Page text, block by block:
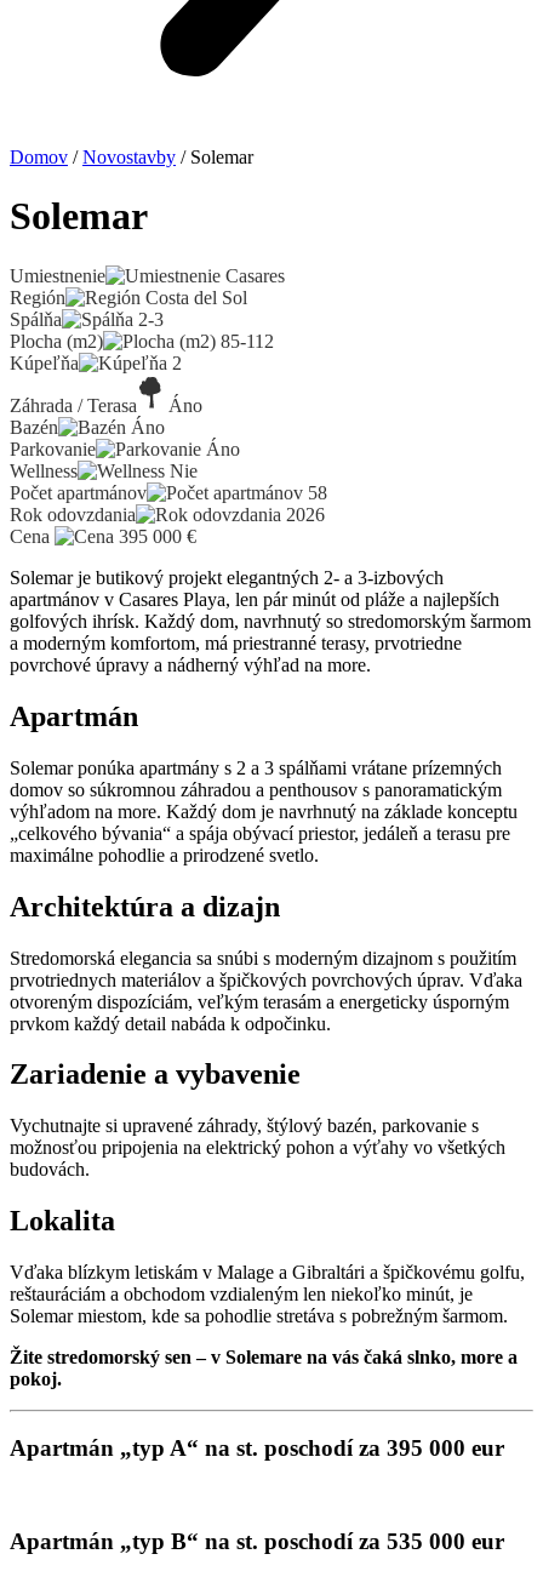
Domov /Novostavby / Solemar
Solemar
Umiestnenie
Casares
Región
Costa del Sol
Spálňa
2-3
Plocha (m2)
85-112
Kúpeľňa
2
Záhrada / Terasa
Áno
Bazén
Áno
Parkovanie
Áno
Wellness
Nie
Počet apartmánov
58
Rok odovzdania
2026
Cena
395 000 €
Solemar je butikový projekt elegantných 2- a 3-izbových
apartmánov v Casares Playa, len pár minút od pláže a najlepších
golfových ihrísk. Každý dom, navrhnutý so stredomorským šarmom
a moderným komfortom, má priestranné terasy, prvotriedne
povrchové úpravy a nádherný výhľad na more.
Apartmán
Solemar ponúka apartmány s 2 a 3 spálňami vrátane prízemných
domov so súkromnou záhradou a penthousov s panoramatickým
výhľadom na more. Každý dom je navrhnutý na základe konceptu
„celkového bývania“ a spája obývací priestor, jedáleň a terasu pre
maximálne pohodlie a prirodzené svetlo.
Architektúra a dizajn
Stredomorská elegancia sa snúbi s moderným dizajnom s použitím
prvotriednych materiálov a špičkových povrchových úprav. Vďaka
otvoreným dispozíciám, veľkým terasám a energeticky úsporným
prvkom každý detail nabáda k odpočinku.
Zariadenie a vybavenie
Vychutnajte si upravené záhrady, štýlový bazén, parkovanie s
možnosťou pripojenia na elektrický pohon a výťahy vo všetkých
budovách.
Lokalita
Vďaka blízkym letiskám v Malage a Gibraltári a špičkovému golfu,
reštauráciám a obchodom vzdialeným len niekoľko minút, je
Solemar miestom, kde sa pohodlie stretáva s pobrežným šarmom.
Žite stredomorský sen – v Solemare na vás čaká slnko, more a
pokoj.
Apartmán „typ A“ na st. poschodí za 395 000 eur
Apartmán „typ B“ na st. poschodí za 535 000 eur